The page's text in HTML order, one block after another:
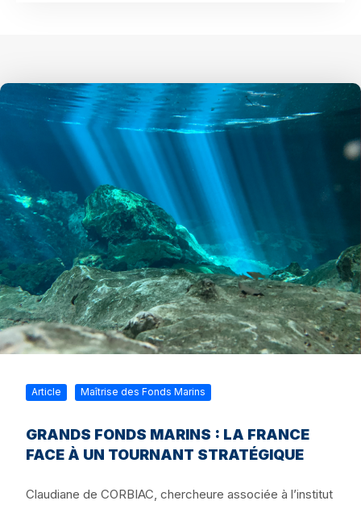
Article Maîtrise des Fonds Marins
GRANDS FONDS MARINS : LA FRANCE
FACE À UN TOURNANT STRATÉGIQUE
Claudiane de CORBIAC, chercheure associée à l’institut